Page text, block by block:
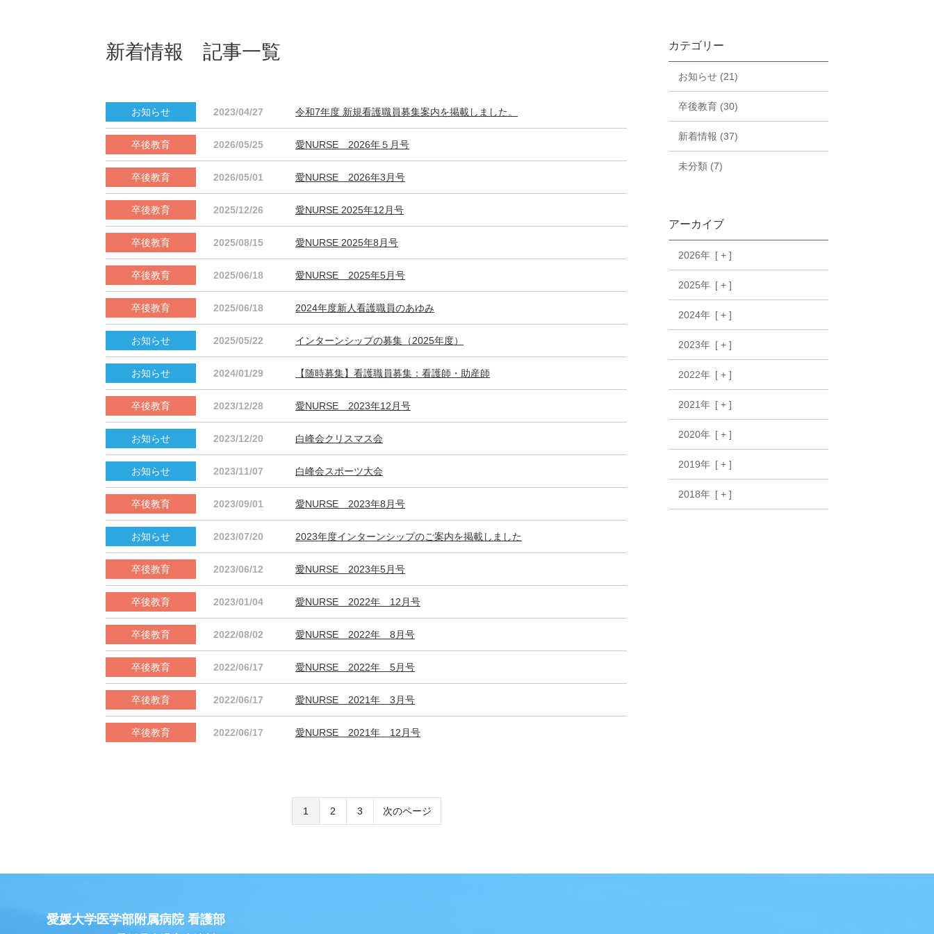
新着情報 記事一覧
2023/04/27 令和7年度 新規看護職員募集案内を掲載しました。
2026/05/25 愛NURSE 2026年５月号
2026/05/01 愛NURSE 2026年3月号
2025/12/26 愛NURSE 2025年12月号
2025/08/15 愛NURSE 2025年8月号
2025/06/18 愛NURSE 2025年5月号
2025/06/18 2024年度新人看護職員のあゆみ
2025/05/22 インターンシップの募集（2025年度）
2024/01/29 【随時募集】看護職員募集：看護師・助産師
2023/12/28 愛NURSE 2023年12月号
2023/12/20 白峰会クリスマス会
2023/11/07 白峰会スポーツ大会
2023/09/01 愛NURSE 2023年8月号
2023/07/20 2023年度インターンシップのご案内を掲載しました
2023/06/12 愛NURSE 2023年5月号
2023/01/04 愛NURSE 2022年 12月号
2022/08/02 愛NURSE 2022年 8月号
2022/06/17 愛NURSE 2022年 5月号
2022/06/17 愛NURSE 2021年 3月号
2022/06/17 愛NURSE 2021年 12月号
1 2 3 次のページ
カテゴリー
お知らせ (21)
卒後教育 (30)
新着情報 (37)
未分類 (7)
アーカイブ
2026年
2025年
2024年
2023年
2022年
2021年
2020年
2019年
2018年
愛媛大学医学部附属病院 看護部